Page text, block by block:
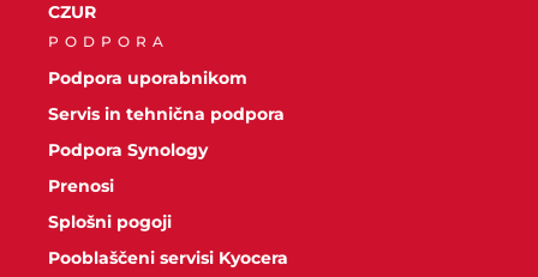
CZUR
PODPORA
Podpora uporabnikom
Servis in tehnična podpora
Podpora Synology
Prenosi
Splošni pogoji
Pooblaščeni servisi Kyocera